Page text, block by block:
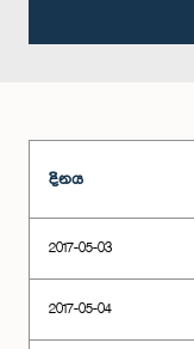
දිනය
2017-05-03
2017-05-04